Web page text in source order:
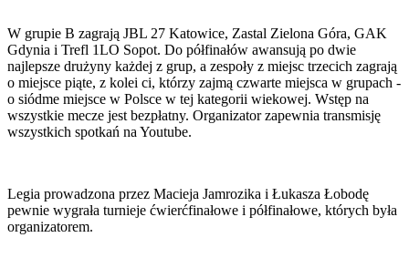
W grupie B zagrają JBL 27 Katowice, Zastal Zielona Góra, GAK
Gdynia i Trefl 1LO Sopot. Do półfinałów awansują po dwie
najlepsze drużyny każdej z grup, a zespoły z miejsc trzecich zagrają
o miejsce piąte, z kolei ci, którzy zajmą czwarte miejsca w grupach -
o siódme miejsce w Polsce w tej kategorii wiekowej. Wstęp na
wszystkie mecze jest bezpłatny. Organizator zapewnia transmisję
wszystkich spotkań na Youtube.
Legia prowadzona przez Macieja Jamrozika i Łukasza Łobodę
pewnie wygrała turnieje ćwierćfinałowe i półfinałowe, których była
organizatorem.